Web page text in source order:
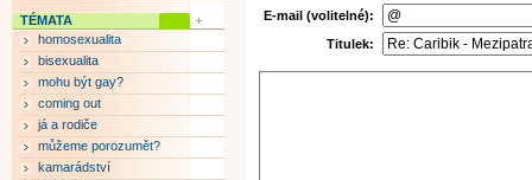
E-mail (volitelné):
Titulek:
TÉMATA
homosexualita
bisexualita
mohu být gay?
coming out
já a rodiče
můžeme porozumět?
kamarádství